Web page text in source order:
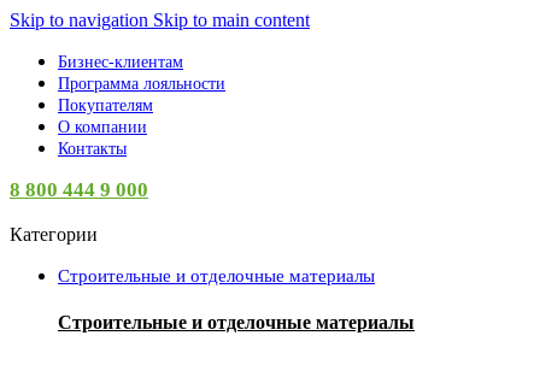
Skip to navigation Skip to main content
Бизнес-клиентам
Программа лояльности
Покупателям
О компании
Контакты
8 800 444 9 000
Категории
Строительные и отделочные материалы
Строительные и отделочные материалы